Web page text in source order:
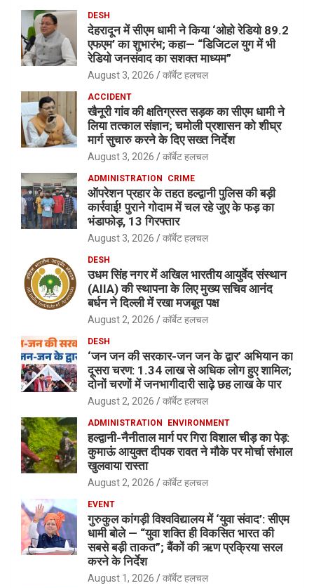
DESH
देहरादून में सीएम धामी ने किया ‘ओहो रेडियो 89.2
एफएम’ का शुभारंभ; कहा— “डिजिटल युग में भी
रेडियो जनसंवाद का सशक्त माध्यम”
August 3, 2026 कॉर्बेट हलचल
ACCIDENT
खैनूरी गांव की क्षतिग्रस्त सड़क का सीएम धामी ने
लिया तत्काल संज्ञान; चमोली प्रशासन को शीघ्र
मार्ग सुचारु करने के दिए सख्त निर्देश
August 3, 2026 कॉर्बेट हलचल
ADMINISTRATION CRIME
ऑपरेशन प्रहार के तहत हल्द्वानी पुलिस की बड़ी
कार्रवाई! पुराने गोदाम में चल रहे जुए के फड़ का
भंडाफोड़, 13 गिरफ्तार
August 3, 2026 कॉर्बेट हलचल
DESH
उधम सिंह नगर में अखिल भारतीय आयुर्वेद संस्थान
(AIIA) की स्थापना के लिए मुख्य सचिव आनंद
बर्धन ने दिल्ली में रखा मजबूत पक्ष
August 2, 2026 कॉर्बेट हलचल
DESH
‘जन जन की सरकार-जन जन के द्वार’ अभियान का
दूसरा चरण: 1.34 लाख से अधिक लोग हुए शामिल;
दोनों चरणों में जनभागीदारी साढ़े छह लाख के पार
August 2, 2026 कॉर्बेट हलचल
ADMINISTRATION ENVIRONMENT
हल्द्वानी-नैनीताल मार्ग पर गिरा विशाल चीड़ का पेड़:
कुमाऊं आयुक्त दीपक रावत ने मौके पर मोर्चा संभाल
खुलवाया रास्ता
August 2, 2026 कॉर्बेट हलचल
EVENT
गुरुकुल कांगड़ी विश्वविद्यालय में ‘युवा संवाद’: सीएम
धामी बोले — “युवा शक्ति ही विकसित भारत की
सबसे बड़ी ताकत”; बैंकों की ऋण प्रक्रिया सरल
करने के निर्देश
August 1, 2026 कॉर्बेट हलचल